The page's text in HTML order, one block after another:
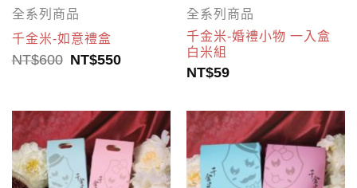
全系列商品
千金米-如意禮盒
NT$600 NT$550
全系列商品
千金米-婚禮小物 一入盒
白米組
NT$59